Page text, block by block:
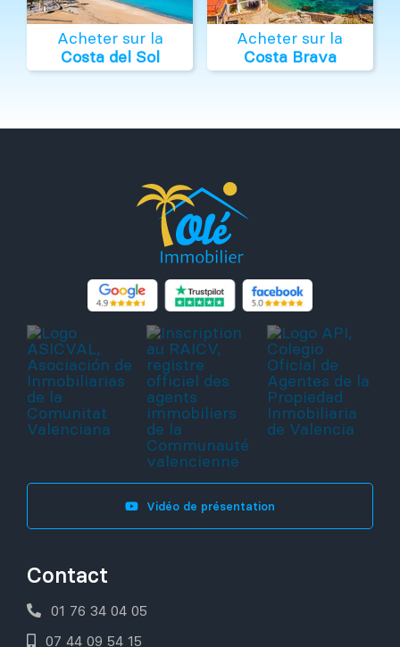
Acheter sur la
Costa del Sol
Acheter sur la
Costa Brava
Vidéo de présentation
Contact
01 76 34 04 05
07 44 09 54 15